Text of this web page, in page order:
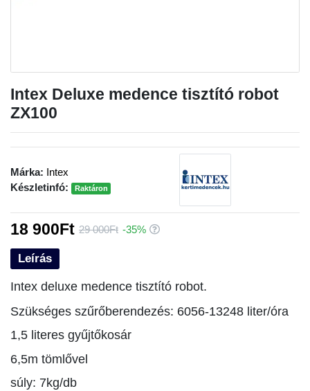
Intex Deluxe medence tisztító robot
ZX100
Leírás
Intex deluxe medence tisztító robot.
Szükséges szűrőberendezés: 6056-13248 liter/óra
1,5 literes gyűjtőkosár
6,5m tömlővel
súly: 7kg/db
Márka: Intex
Készletinfó:
Raktáron
18 900Ft 29 000Ft -35%